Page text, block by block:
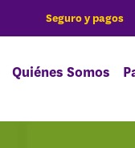
Seguro y pagos
Quiénes Somos